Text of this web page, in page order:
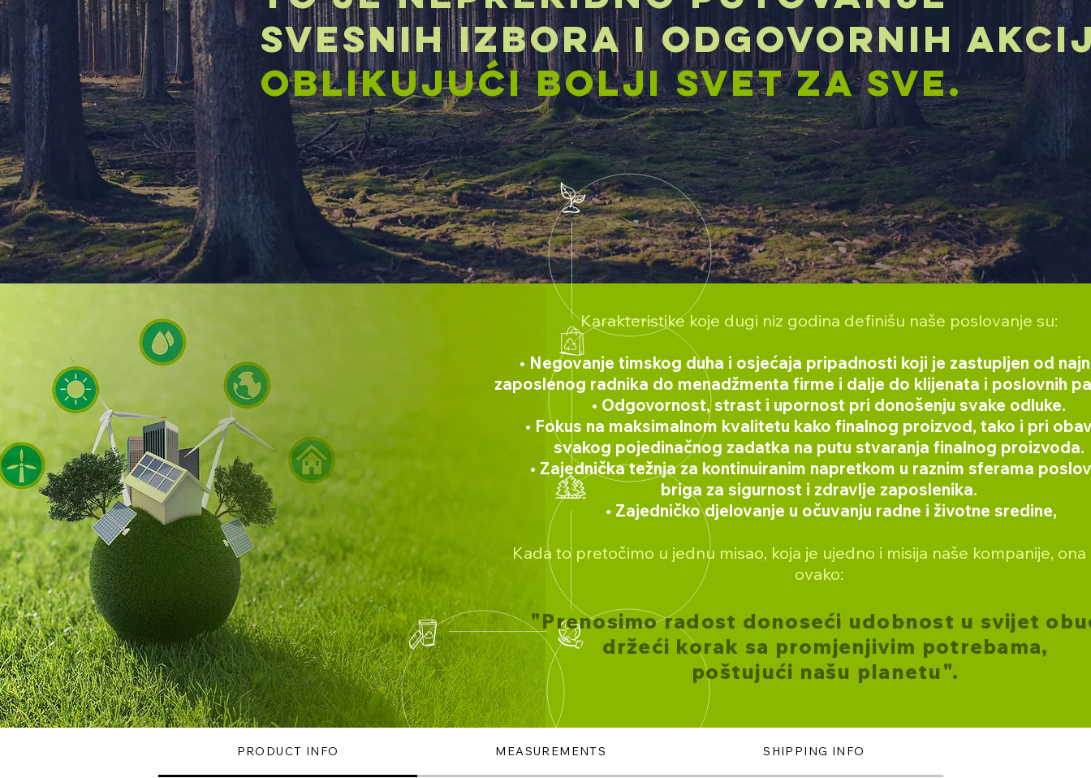
SVESNIH IZBORA I ODGOVORNIH
OBLIKUJUĆI BOLJI SVET ZA SVE.
Karakteristike koje dugi niz godina definišu naše poslovanje su:
• Negovanje timskog duha i osjećaja pripadnosti koji je zastupljen od
zaposlenog radnika do menadžmenta firme i dalje do klijenata i poslovnih
• Odgovornost, strast i upornost pri donošenju svake odluke.
• Fokus na maksimalnom kvalitetu kako finalnog proizvod, tako i pri
svakog pojedinačnog zadatka na putu stvaranja finalnog proizvoda.
• Zajednička težnja za kontinuiranim napretkom u raznim sferama
briga za sigurnost i zdravlje zaposlenika.
• Zajedničko djelovanje u očuvanju radne i životne sredine,
Kada to pretočimo u jednu misao, koja je ujedno i misija naše kompanije, ona
ovako:
"Prenosimo radost donoseći udobnost u svijet
držeći korak sa promjenjivim potrebama,
poštujući našu planetu".
PRODUCT INFO MEASUREMENTS SHIPPING INFO